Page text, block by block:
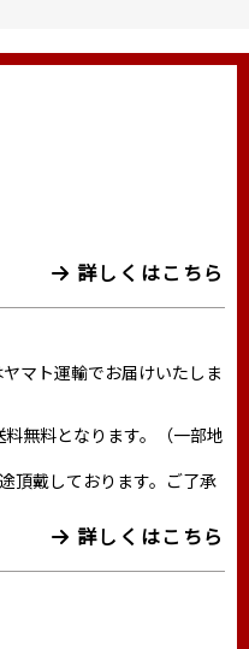
詳しくはこちら
マト運輸でお届けいたしま
無料となります。（一部地
頂戴しております。ご了承
詳しくはこちら